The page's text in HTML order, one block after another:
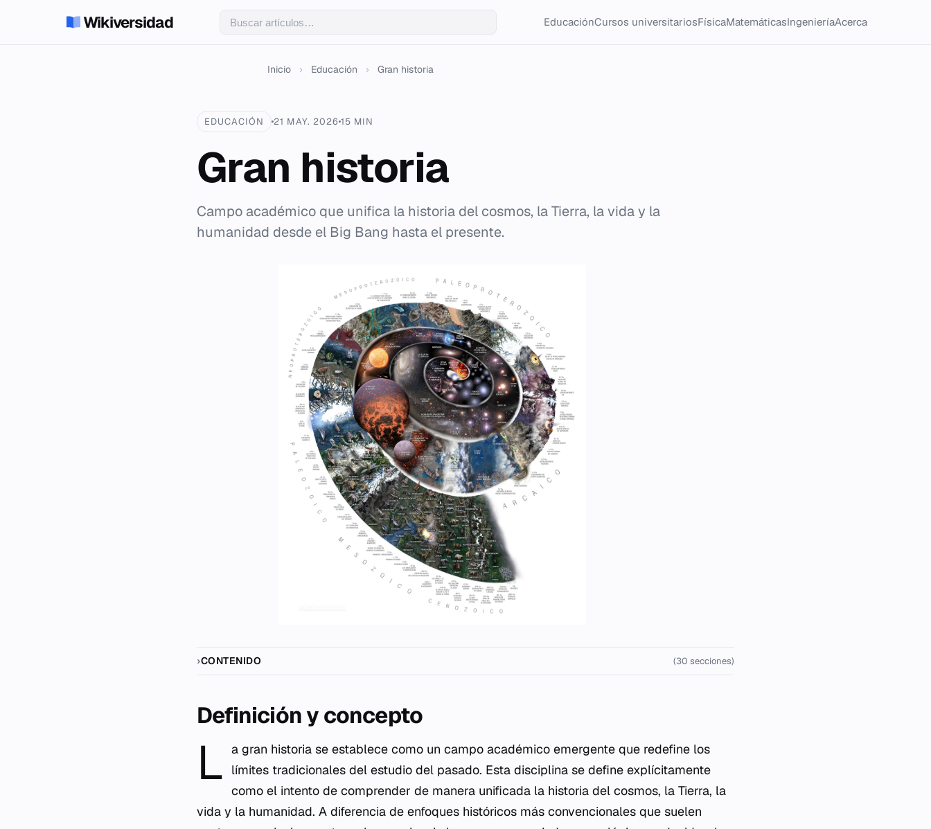
Wikiversidad EducaciónCursos universitariosFísicaMatemáticasIngenieríaAcerca
Inicio › Educación › Gran historia
EDUCACIÓN 21 MAY. 2026 15 MIN
Gran historia
Campo académico que unifica la historia del cosmos, la Tierra, la vida y la
humanidad desde el Big Bang hasta el presente.
CONTENIDO (30 secciones)
Definición y concepto
L a gran historia se establece como un campo académico emergente que redefine los
límites tradicionales del estudio del pasado. Esta disciplina se define explícitamente
como el intento de comprender de manera unificada la historia del cosmos, la Tierra, la
vida y la humanidad. A diferencia de enfoques históricos más convencionales que suelen